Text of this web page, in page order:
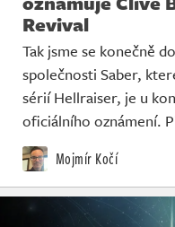
Revival
Tak jsme se konečně
společnosti Saber,
sérií Hellraiser, je u
oficiálního oznámení.
Mojmír Kočí